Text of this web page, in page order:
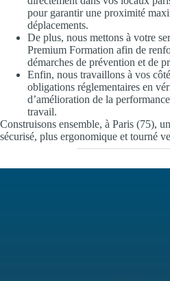
pour garantir une proximité
déplacements.
De plus, nous mettons à votre
Premium Formation afin de
démarches de prévention et de
Enfin, nous travaillons à vos
obligations réglementaires en
d’amélioration de la
travail.
Construisons ensemble, à Paris (75),
sécurisé, plus ergonomique et tourné